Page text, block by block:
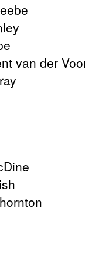
van der